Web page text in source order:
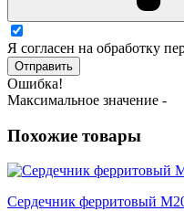
Я согласен на обработку
Отправить
Ошибка!
Максимальное значение -
Похожие товары
Сердечник ферритовый